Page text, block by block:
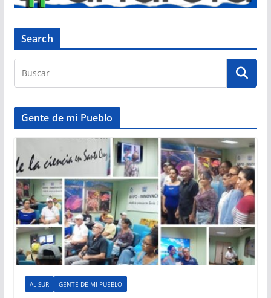
Search
Gente de mi Pueblo
AL SUR GENTE DE MI PUEBLO